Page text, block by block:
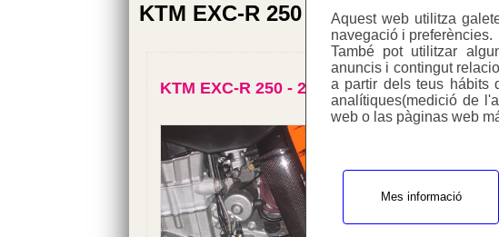
Aquest web utilitza
navegació i preferències.
També pot utilitzar
anuncis i contingut
a partir dels teus hábits
analítiques(medició de
web o las pàginas web
Mes informació
KTM EXC-R 250
KTM EXC-R 250 - 2012